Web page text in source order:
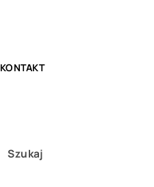
KONTAKT
Szukaj